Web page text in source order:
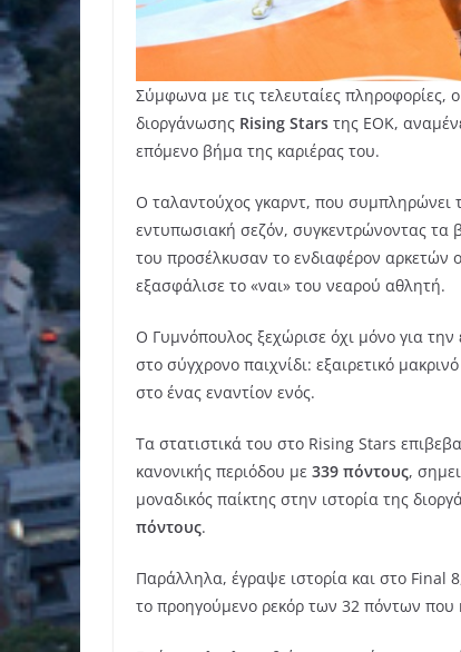
Σύμφωνα με τις τελευταίες πληροφορίες, ο
διοργάνωσης Rising Stars της ΕΟΚ,
επόμενο βήμα της καριέρας του.
Ο ταλαντούχος γκαρντ, που συμπληρώνει
εντυπωσιακή σεζόν, συγκεντρώνοντας
του προσέλκυσαν το ενδιαφέρον αρκετών
εξασφάλισε το «ναι» του νεαρού αθλητή.
Ο Γυμνόπουλος ξεχώρισε όχι μόνο για την
στο σύγχρονο παιχνίδι: εξαιρετικό
στο ένας εναντίον ενός.
Τα στατιστικά του στο Rising Stars
κανονικής περιόδου με 339 πόντους,
μοναδικός παίκτης στην ιστορία της
πόντους.
Παράλληλα, έγραψε ιστορία και στο Final
το προηγούμενο ρεκόρ των 32 πόντων που